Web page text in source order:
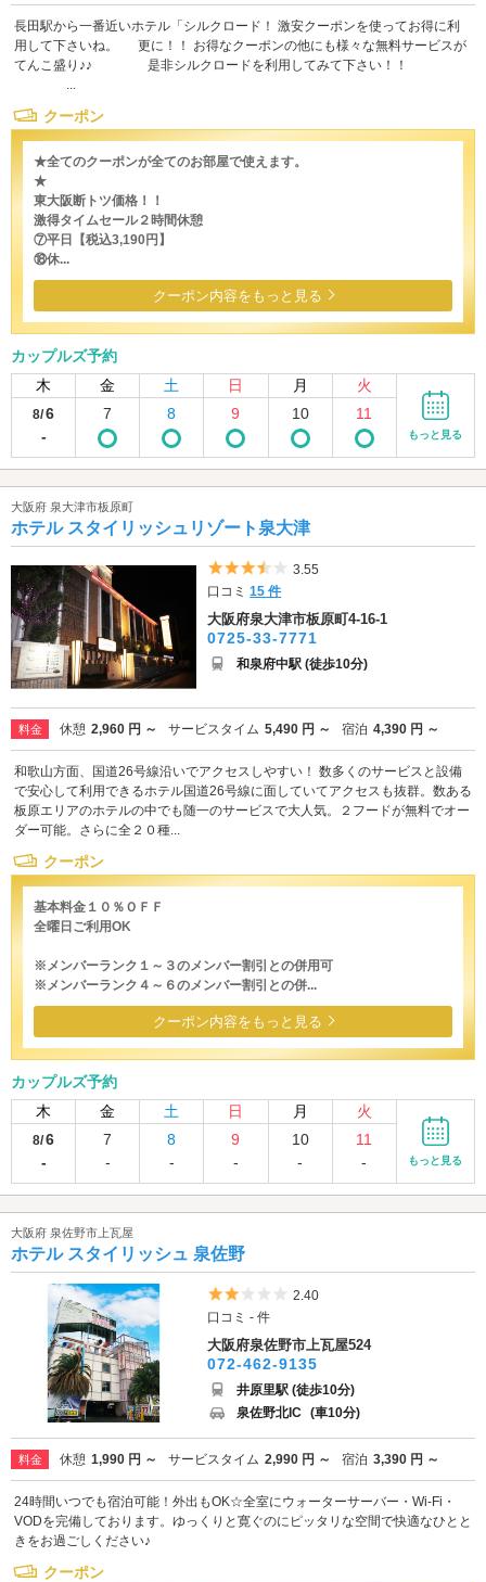
長田駅から一番近いホテル「シルクロード！ 激安クーポンを使ってお得に利
用して下さいね。 更に！！ お得なクーポンの他にも様々な無料サービスが
てんこ盛り♪♪ 是非シルクロードを利用してみて下さい！！
クーポン
★全てのクーポンが全てのお部屋で使えます。
★
東大阪断トツ価格！！
激得タイムセール２時間休憩
⑦平日【税込3,190円】
⑱休...
クーポン内容をもっと見る
カップルズ予約
木
金 土 日 月 火
8/6
-
7 8 9 10 11
もっと見る
大阪府 泉大津市板原町
ホテル スタイリッシュリゾート泉大津
5つ星のうち3.5
3.55
口コミ15 件
大阪府泉大津市板原町4-16-1
0725-33-7771
和泉府中駅 (徒歩10分)
料金 休憩 2,960 円 ～ サービスタイム 5,490 円 ～ 宿泊 4,390 円 ～
和歌山方面、国道26号線沿いでアクセスしやすい！ 数多くのサービスと設備
で安心して利用できるホテル国道26号線に面していてアクセスも抜群。数ある
板原エリアのホテルの中でも随一のサービスで大人気。２フードが無料でオー
ダー可能。さらに全２０種...
クーポン
基本料金１０％ＯＦＦ
全曜日ご利用OK
※メンバーランク１～３のメンバー割引との併用可
※メンバーランク４～６のメンバー割引との併...
クーポン内容をもっと見る
カップルズ予約
木
金 土 日 月 火
8/6
-
7
-
8
-
9
-
10
-
11
-
もっと見る
大阪府 泉佐野市上瓦屋
ホテル スタイリッシュ 泉佐野
5つ星のうち2
2.40
口コミ - 件
大阪府泉佐野市上瓦屋524
072-462-9135
井原里駅 (徒歩10分)
泉佐野北IC (車10分)
料金 休憩 1,990 円 ～ サービスタイム 2,990 円 ～ 宿泊 3,390 円 ～
24時間いつでも宿泊可能！外出もOK☆全室にウォーターサーバー・Wi-Fi・
VODを完備しております。ゆっくりと寛ぐのにピッタリな空間で快適なひとと
きをお過ごしください♪
クーポン